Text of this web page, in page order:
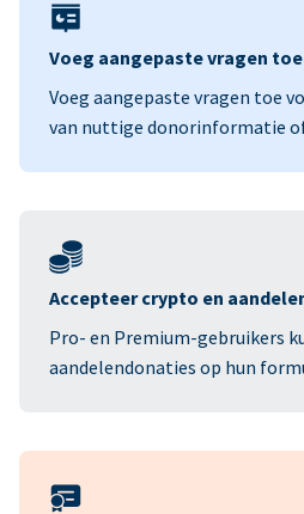
Voeg aangepaste vragen toe
Voeg aangepaste vragen toe
van nuttige donorinformatie
Accepteer crypto en
Pro- en Premium-gebruikers
aandelendonaties op hun